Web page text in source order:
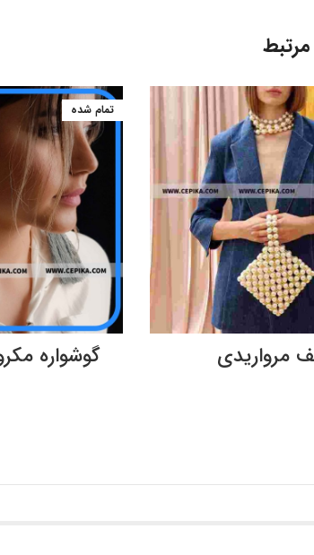
مرواریدی
تمام شده
گوشواره